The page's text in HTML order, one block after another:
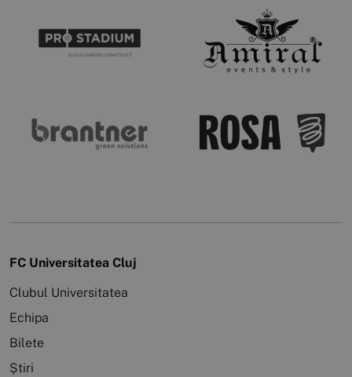
FC Universitatea Cluj
Clubul Universitatea
Echipa
Bilete
Știri